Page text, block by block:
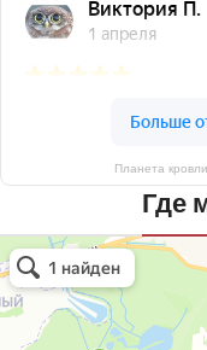
Планета
Где
Планета кровли
Кровля и кровельные
Окна в Балашихе